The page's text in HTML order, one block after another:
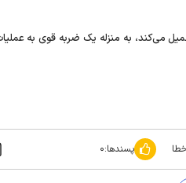
می‌کند، به منزله یک ضربه قوی به
پسندها:۰